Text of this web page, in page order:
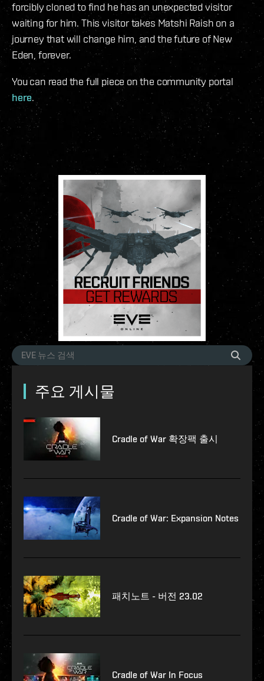
forcibly cloned to find he has an unexpected visitor
waiting for him. This visitor takes Matshi Raish on a
journey that will change him, and the future of New
Eden, forever.
You can read the full piece on the community portal
here.
주요 게시물
Cradle of War 확장팩 출시
Cradle of War: Expansion Notes
패치노트 - 버전 23.02
Cradle of War In Focus